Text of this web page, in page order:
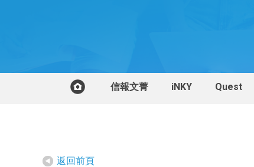
信報文菁 iNKY Quest
返回前頁